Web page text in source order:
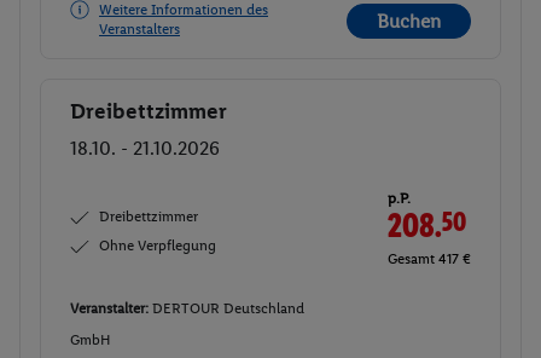
Weitere Informationen des
Veranstalters
Buchen
Buchen
Dreibettzimmer
18.10. - 21.10.2026
Dreibettzimmer
Ohne Verpflegung
p.P.
208.50
Gesamt 417 €
Veranstalter: DERTOUR Deutschland
GmbH